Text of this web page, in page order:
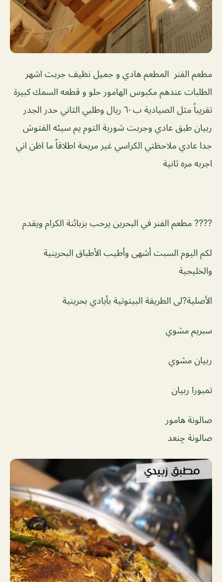
مطعم الفنر المطعم هادي و جميل نظيف جربت اشهر
الطلبات عندهم مكبوس الهامور حلو و قطعه السمك كبيرة
تقريباً مثل الصيادية ب ٦٠ ريال وطلبي الثاني حدر الجدر
ربيان طبق عادي وجربت شوربة التوم يم سيئه الفتوش
جدا عادي ملاحظتي الكراسي غير مريحة اطلاقاً ما اظن اني
اجربه مره ثانية
???? مطعم الفنر في البحرين يرحب بزبائنة الكرام ويقدم
لكم اليوم السبت أشهى وأطيب الأطباق البحرينية
والخليجية
الأصلية?لى الطريقة البيتوتية بأيادي بحرينية
سبريم مشوي
ربيان مشوي
تمبورا ربيان
صالونة هامور
صالونة چنعد